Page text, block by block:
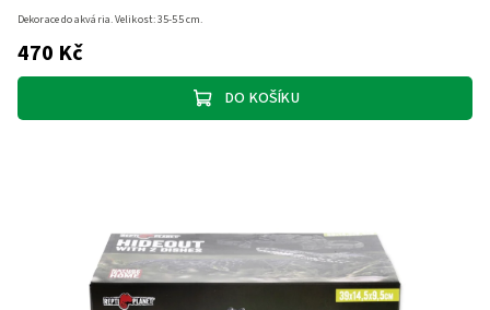
470 Kč
DO KOŠÍKU
Dekorace do akvária. Velikost: 35-55 cm.